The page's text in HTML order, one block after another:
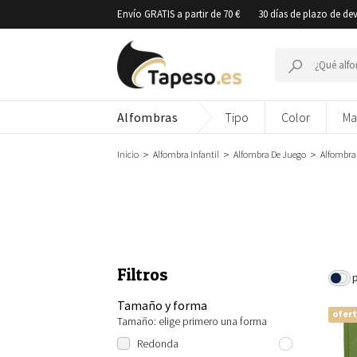
al
Envío GRATIS a partir de 70 € 30 días de plazo de
por:
Alfombras Tipo Color
Inicio Alfombra Infantil Alfombra De Juego Alfombra
Filtros
Tamaño y forma
Tamaño: elige primero una forma
Redonda